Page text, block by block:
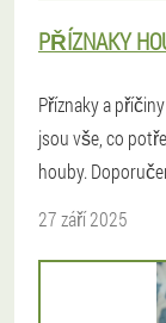
PŘÍZNAKY
Příznaky a
jsou vše, co
houby.
27 září 2025